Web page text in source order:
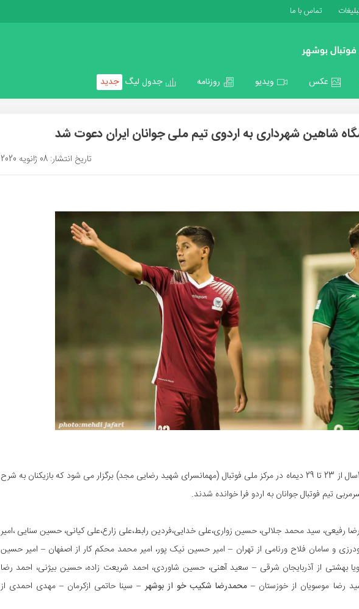
تماس با ما
عکس ویدیو روزنامه جدول لیگ جدید
شاهین شهرداری به اردوی تیم ملی جوانان ایران دعوت شد
تاریخ انتشار: 08 ژانویه 2020
اردوی تیم جوانان زیر 18سال از 23 تا 29 دیماه در مرکز ملی فوتبال (مهمانسرای شهید رضایی مجد) برگزار می شود که بازیکنان به شرح
تیم فوتبال جوانان به اردو فرا خوانده شدند.
رفیعی، سید محمد جلالی، حسین زواری،علی خدایی،فردین رابط،علی زارع،علی کیانی، حسین سنایی ،امیر
و سامان فلاح ورنامی از تهران – امیر حسین نیک پور، امیر محمد محکم کار از اصفهان – امیر حسین
بهشتی از آذربایجان شرقی – سعید آهنی، حسین شاوردی، احمد شریعت زاده، حسین بیژنی، احمد رضا
رضا موسویان از خوزستان – محمدرضا شکیب خو از بوشهر– سینا حاتمی ازکرمان – مهدی احمدی از